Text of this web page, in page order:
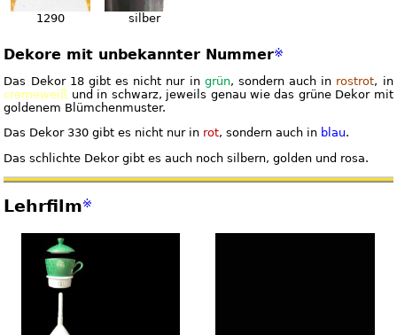
1290 silber
Dekore mit unbekannter Nummer※
Das Dekor 18 gibt es nicht nur in grün, sondern auch in rostrot, in
cremeweiß und in schwarz, jeweils genau wie das grüne Dekor mit
goldenem Blümchenmuster.
Das Dekor 330 gibt es nicht nur in rot, sondern auch in blau.
Das schlichte Dekor gibt es auch noch silbern, golden und rosa.
Lehrfilm※